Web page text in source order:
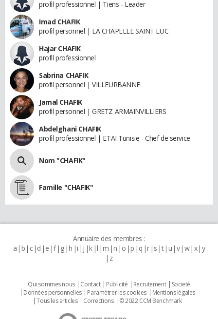
profil professionnel | Tiens - Leader
Imad CHAFIK
profil personnel | LA CHAPELLE SAINT LUC
Hajar CHAFIK
profil professionnel
Sabrina CHAFIK
profil personnel | VILLEURBANNE
Jamal CHAFIK
profil personnel | GRETZ ARMAINVILLIERS
Abdelghani CHAFIK
profil professionnel | ETAI Tunisie - Chef de service
Nom "CHAFIK"
Famille "CHAFIK"
Annuaire des membres :
a b c d e f g h i j k l m n o p q r s t u v w x y
z
Qui sommes nous Contact Publicité Recrutement
Societé
Données personnelles
Paramétrer les cookies
Mentions légales
Tous les articles
Corrections © 2022 CCM Benchmark